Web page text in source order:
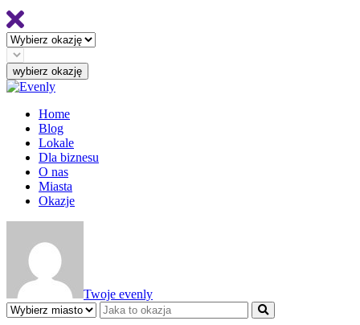
Home
Blog
Lokale
Dla biznesu
O nas
Miasta
Okazje
Twoje evenly